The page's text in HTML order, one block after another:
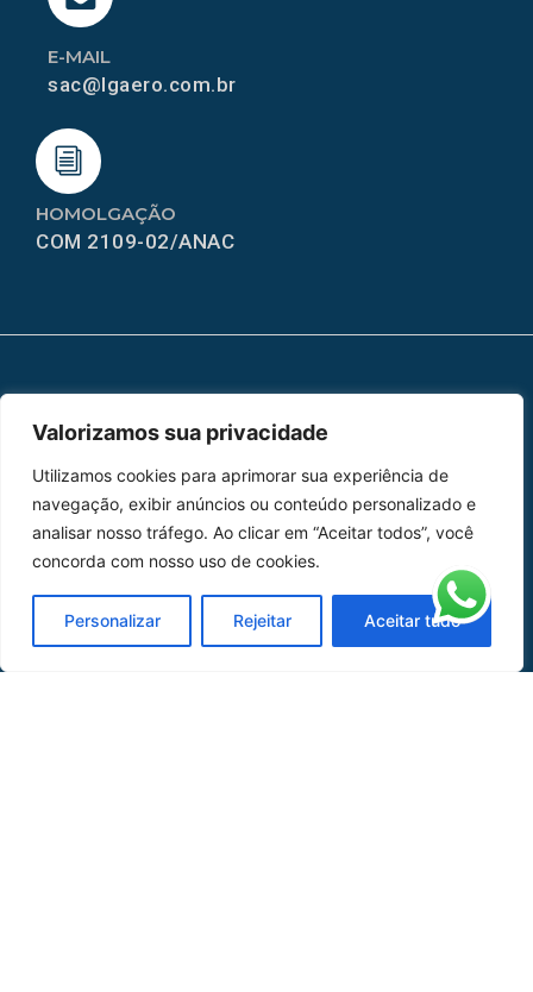
Valorizamos sua privacidade
Utilizamos cookies para aprimorar sua experiência de
navegação, exibir anúncios ou conteúdo personalizado e
analisar nosso tráfego. Ao clicar em “Aceitar todos”, você
concorda com nosso uso de cookies.
Personalizar Rejeitar Aceitar tudo
HOMOLGAÇÃO
COM 2109-02/ANAC
E-MAIL
sac@lgaero.com.br
Home
Peças
Catálogo de Aplicações
Oficina de Mangueiras